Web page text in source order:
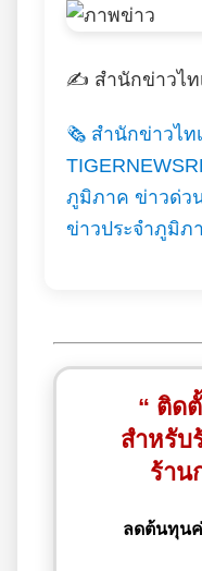
✍️ สำนักข่าวไท
🗞️ สำนักข่าวไท
ภูมิภาค ข่าวด่ว
ข่าวประจำภูมิภ
“ ติด
สำหรับ
ร้าน
ลดต้นทุน